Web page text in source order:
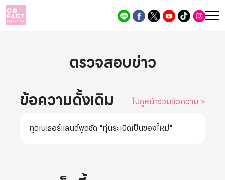
ตรวจสอบข่าว
ข้อความดั้งเดิม
ไปดูหน้ารวมข้อความ >
ทูตเนเธอร์แลนด์พูดชัด "ทุ่นระเบิดเป็นของใหม่"